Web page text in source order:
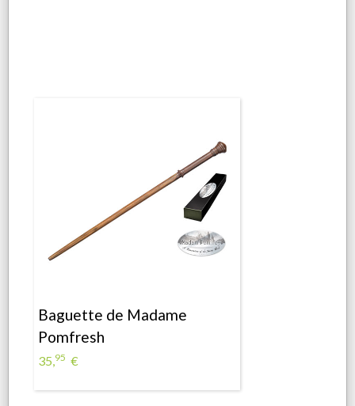
Baguette de Madame
Pomfresh
35, 95 €